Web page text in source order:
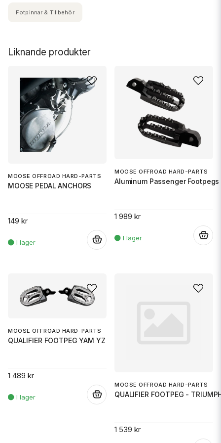
Liknande produkter
MOOSE OFFROAD HARD-PARTS
MOOSE PEDAL ANCHORS
149 kr
MOOSE OFFROAD HARD-PARTS
Aluminum Passenger
1 989 kr
MOOSE OFFROAD HARD-PARTS
QUALIFIER FOOTPEG YAM YZ
1 489 kr
MOOSE OFFROAD HARD-PARTS
QUALIFIER FOOTPEG -
1 539 kr
Fotpinnar & Tillbehör